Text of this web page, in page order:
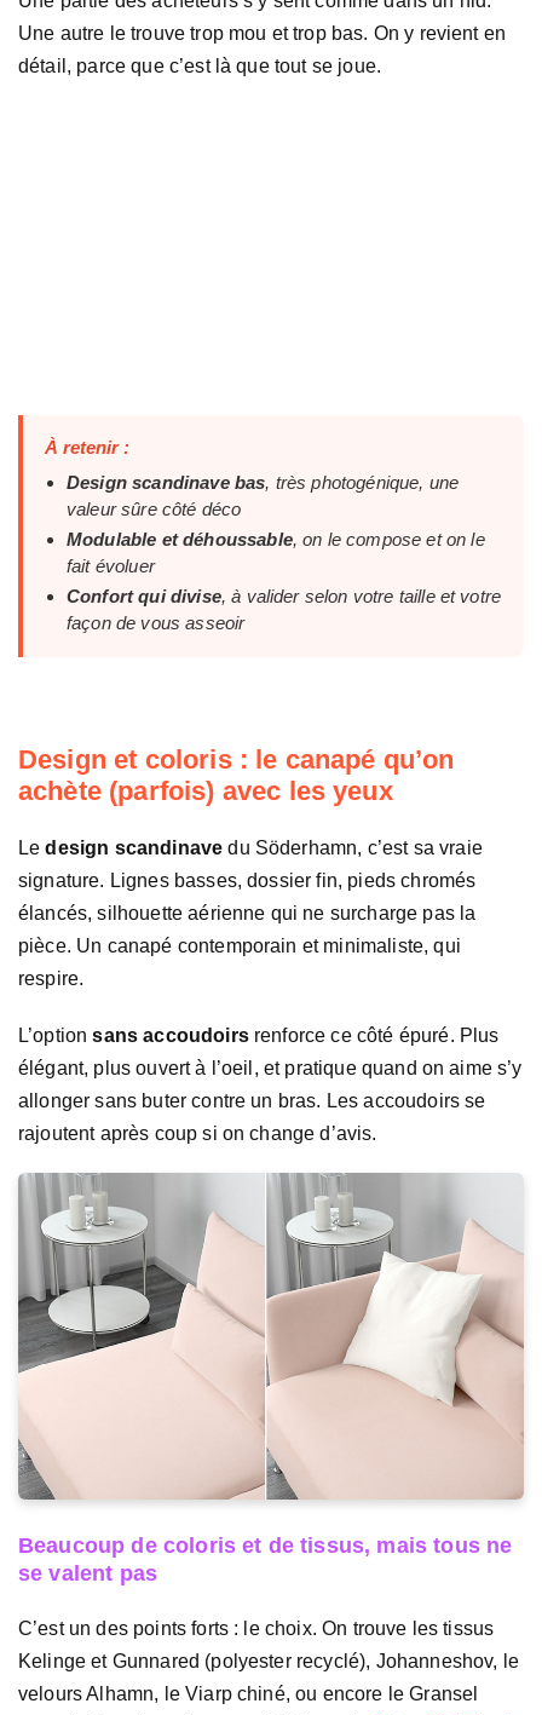
Une autre le trouve trop mou et trop bas. On y revient en
détail, parce que c’est là que tout se joue.
À retenir :
Design scandinave bas, très photogénique, une
valeur sûre côté déco
Modulable et déhoussable, on le compose et on le
fait évoluer
Confort qui divise, à valider selon votre taille et votre
façon de vous asseoir
Design et coloris : le canapé qu’on
achète (parfois) avec les yeux
Ledesign scandinave du Söderhamn, c’est sa vraie
signature. Lignes basses, dossier fin, pieds chromés
élancés, silhouette aérienne qui ne surcharge pas la
pièce. Un canapé contemporain et minimaliste, qui
respire.
L’optionsans accoudoirsrenforce ce côté épuré. Plus
élégant, plus ouvert à l’oeil, et pratique quand on aime s’y
allonger sans buter contre un bras. Les accoudoirs se
rajoutent après coup si on change d’avis.
Beaucoup de coloris et de tissus, mais tous ne
se valent pas
C’est un des points forts : le choix. On trouve les tissus
Kelinge et Gunnared (polyester recyclé), Johanneshov, le
velours Alhamn, le Viarp chiné, ou encore le Gransel